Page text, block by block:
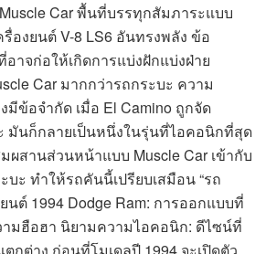
Car พื้นที่บรรทุกสัมภาระแบบ
รื่องยนต์ V-8 LS6 อันทรงพลัง ข้อ
าจก่อให้เกิดการแบ่งฝักแบ่งฝ่าย
Car มากกว่ารถกระบะ ความ
มีข้อจำกัด เมื่อ El Camino ถูกจัด
มันก็กลายเป็นหนึ่งในรุ่นที่ไอคอนิกที่สุด
ผสานส่วนหน้าแบบ Muscle Car เข้ากับ
บะ ทำให้รถคันนี้เปรียบเสมือน “รถ
นต์ 1994 Dodge Ram: การออกแบบที่
ามฮือฮา นิยามความไอคอนิก: ดีไซน์ที่